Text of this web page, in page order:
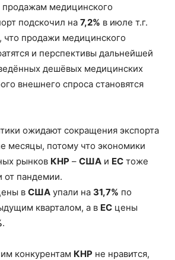
продажам медицинского
подскочил на 7,2% в июле т.г.
что продажи медицинского
и перспективы дальнейшей
дешёвых медицинских
внешнего спроса становятся
ожидают сокращения экспорта
месяцы, потому что экономики
рынков КНР – США и ЕС тоже
от пандемии.
в США упали на 31,7% по
кварталом, а в ЕС цены
.
конкурентам КНР не нравится,